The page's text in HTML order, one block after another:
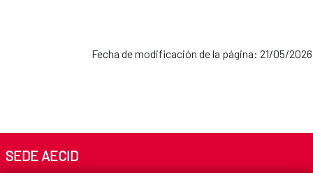
Fecha de modificación de la página: 21/05/2026
SEDE AECID